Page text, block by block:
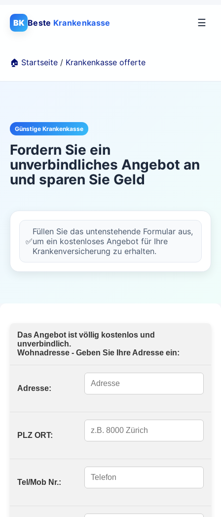
BK Beste Krankenkasse ☰
🏠 Startseite / Krankenkasse offerte
Günstige Krankenkasse
Fordern Sie ein
unverbindliches Angebot an
und sparen Sie Geld
✅
Füllen Sie das untenstehende Formular aus,
um ein kostenloses Angebot für Ihre
Krankenversicherung zu erhalten.
Das Angebot ist völlig kostenlos und
unverbindlich.
Wohnadresse - Geben Sie Ihre Adresse ein:
Adresse:
PLZ ORT:
Tel/Mob Nr.: